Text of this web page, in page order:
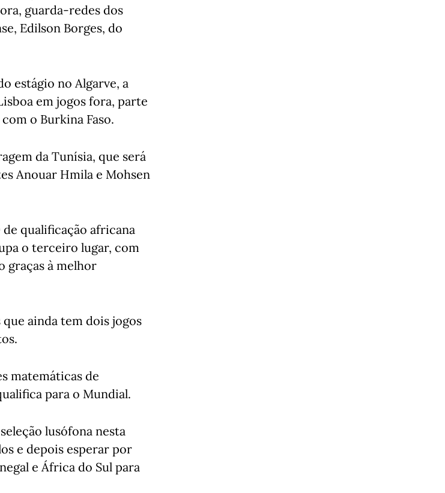
guarda-redes dos
Edilson Borges, do
estágio no Algarve, a
em jogos fora, parte
o Burkina Faso.
da Tunísia, que será
Anouar Hmila e Mohsen
qualificação africana
o terceiro lugar, com
graças à melhor
ainda tem dois jogos
matemáticas de
para o Mundial.
lusófona nesta
e depois esperar por
e África do Sul para